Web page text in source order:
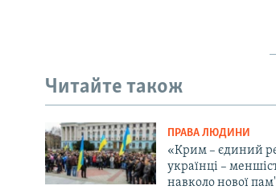
Читайте також
ПРАВА ЛЮДИНИ
«Крим – єдиний
українці –
навколо нової